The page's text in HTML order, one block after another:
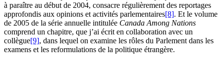
à paraître au début de 2004, consacre régulièrement des reportages
approfondis aux opinions et activités parlementaires[8]. Et le volume
de 2005 de la série annuelle intitulée Canada Among Nations
comprend un chapitre, que j’ai écrit en collaboration avec un
collègue[9], dans lequel on examine les rôles du Parlement dans les
examens et les reformulations de la politique étrangère.